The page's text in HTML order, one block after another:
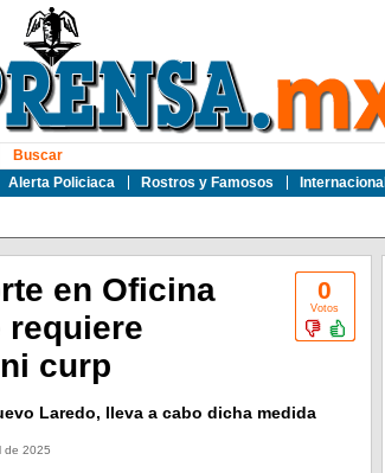
Alerta Policiaca Rostros y Famosos Internacional
Buscar
0
Votos
en Oficina
requiere
curp
Laredo, lleva a cabo dicha medida
de 2025